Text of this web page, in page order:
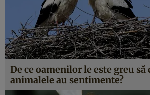
De ce oamenilor le este greu să
animalele au sentimente?